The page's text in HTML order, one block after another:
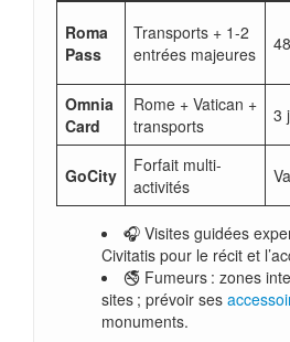
Roma
Pass
Transports + 1-2
entrées majeures
Omnia
Card
Rome + Vatican +
transports
3
GoCity
Forfait multi-
activités
🎧 Visites guidées
Civitatis pour le récit et
🚭 Fumeurs : zones
sites ; prévoir ses
monuments.